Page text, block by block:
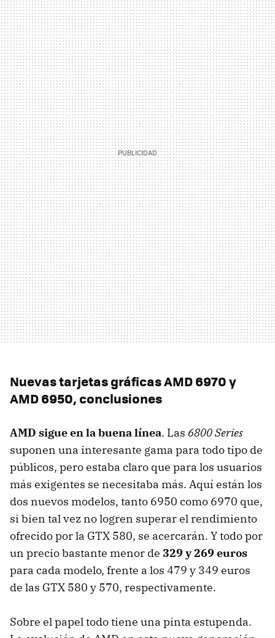
Nuevas tarjetas gráficasAMD6970 y
AMD6950, conclusiones
AMD sigue en la buena línea. Las 6800 Series
suponen una interesante gama para todo tipo de
públicos, pero estaba claro que para los usuarios
más exigentes se necesitaba más. Aquí están los
dos nuevos modelos, tanto 6950 como 6970 que,
si bien tal vez no logren superar el rendimiento
ofrecido por la GTX 580, se acercarán. Y todo por
un precio bastante menor de 329 y 269 euros
para cada modelo, frente a los 479 y 349 euros
de las GTX 580 y 570, respectivamente.
Sobre el papel todo tiene una pinta estupenda.